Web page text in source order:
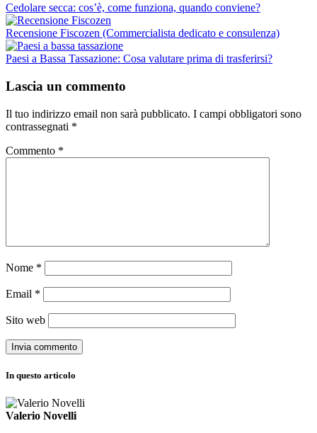
Cedolare secca: cos’è, come funziona, quando conviene?
Recensione Fiscozen (Commercialista dedicato e consulenza)
Paesi a Bassa Tassazione: Cosa valutare prima di trasferirsi?
Lascia un commento
Il tuo indirizzo email non sarà pubblicato. I campi obbligatori sono
contrassegnati *
Commento *
Nome *
Email *
Sito web
In questo articolo
Valerio Novelli